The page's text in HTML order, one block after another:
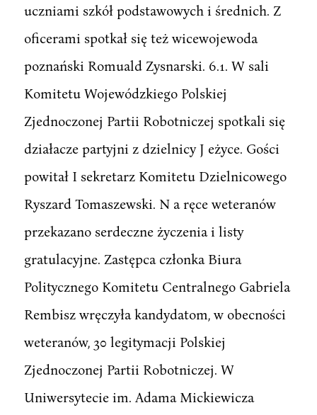
uczniami szkół podstawowych i średnich. Z
oficerami spotkał się też wicewojewoda
poznański Romuald Zysnarski. 6.1. W sali
Komitetu Wojewódzkiego Polskiej
Zjednoczonej Partii Robotniczej spotkali się
działacze partyjni z dzielnicy J eżyce. Gości
powitał I sekretarz Komitetu Dzielnicowego
Ryszard Tomaszewski. N a ręce weteranów
przekazano serdeczne życzenia i listy
gratulacyjne. Zastępca członka Biura
Politycznego Komitetu Centralnego Gabriela
Rembisz wręczyła kandydatom, w obecności
weteranów, 30 legitymacji Polskiej
Zjednoczonej Partii Robotniczej. W
Uniwersytecie im. Adama Mickiewicza